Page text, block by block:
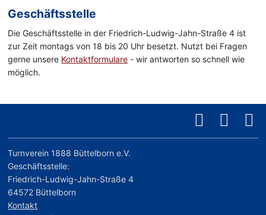
Geschäftsstelle
Die Geschäftsstelle in der Friedrich-Ludwig-Jahn-Straße 4 ist
zur Zeit montags von 18 bis 20 Uhr besetzt. Nutzt bei Fragen
gerne unsere Kontaktformulare - wir antworten so schnell wie
möglich.
Turnverein 1888 Büttelborn e.V.
Geschäftsstelle:
Friedrich-Ludwig-Jahn-Straße 4
64572 Büttelborn
Kontakt